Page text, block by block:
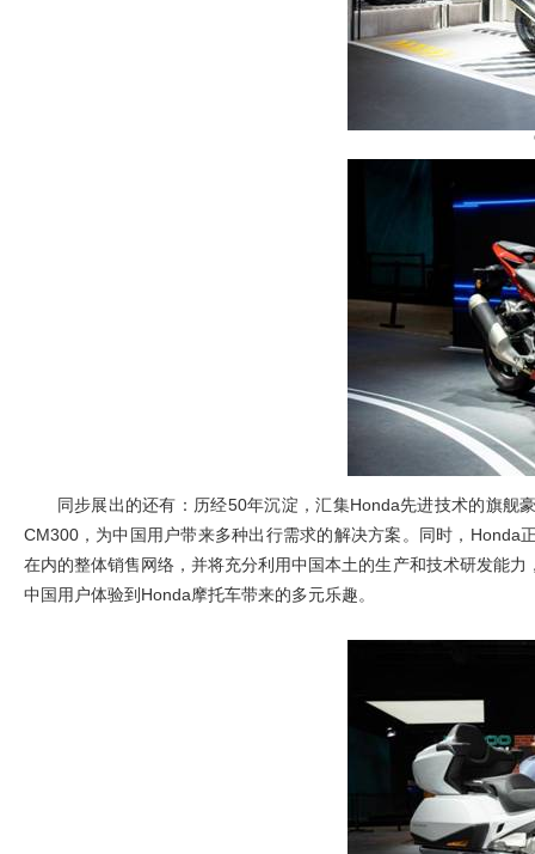
同步展出的还有：历经50年沉淀，汇集Honda先进技术的旗舰
CM300，为中国用户带来多种出行需求的解决方案。同时，
在内的整体销售网络，并将充分利用中国本土的生产和技术研发能
中国用户体验到Honda摩托车带来的多元乐趣。